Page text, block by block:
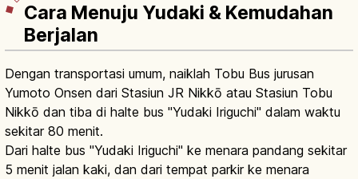
Cara Menuju Yudaki & Kemudahan
Berjalan
Dengan transportasi umum, naiklah Tobu Bus jurusan
Yumoto Onsen dari Stasiun JR Nikkō atau Stasiun Tobu
Nikkō dan tiba di halte bus "Yudaki Iriguchi" dalam waktu
sekitar 80 menit.
Dari halte bus "Yudaki Iriguchi" ke menara pandang sekitar
5 menit jalan kaki, dan dari tempat parkir ke menara